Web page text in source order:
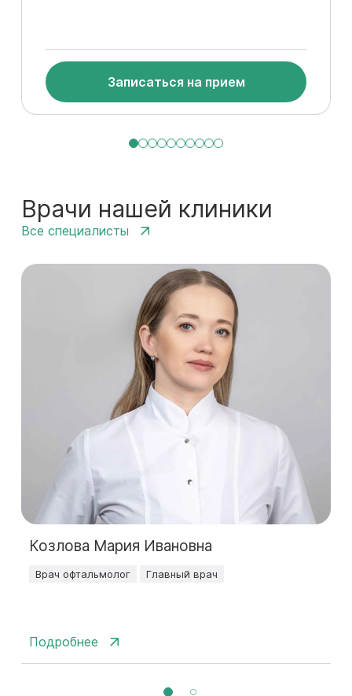
Записаться на прием
Врачи нашей клиники
Все специалисты
Козлова Мария Ивановна
Врач офтальмолог Главный врач
Подробнее